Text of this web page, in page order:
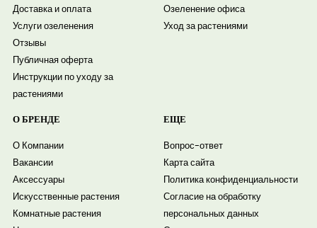
Доставка и оплата
Услуги озеленения
Отзывы
Публичная оферта
Инструкции по уходу за
растениями
Озеленение офиса
Уход за растениями
О БРЕНДЕ
О Компании
Вакансии
Аксессуары
Искусственные растения
Комнатные растения
ЕЩЕ
Вопрос-ответ
Карта сайта
Политика конфиденциальности
Согласие на обработку
персональных данных